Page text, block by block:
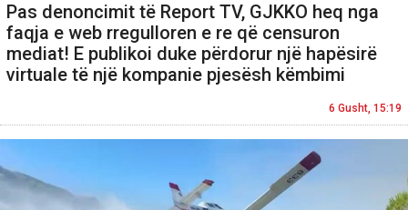
Pas denoncimit të Report TV, GJKKO heq nga
faqja e web rregulloren e re që censuron
mediat! E publikoi duke përdorur një hapësirë
virtuale të një kompanie pjesësh këmbimi
6 Gusht, 15:19